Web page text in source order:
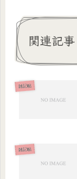
関連記事
雑記帖
雑記帖